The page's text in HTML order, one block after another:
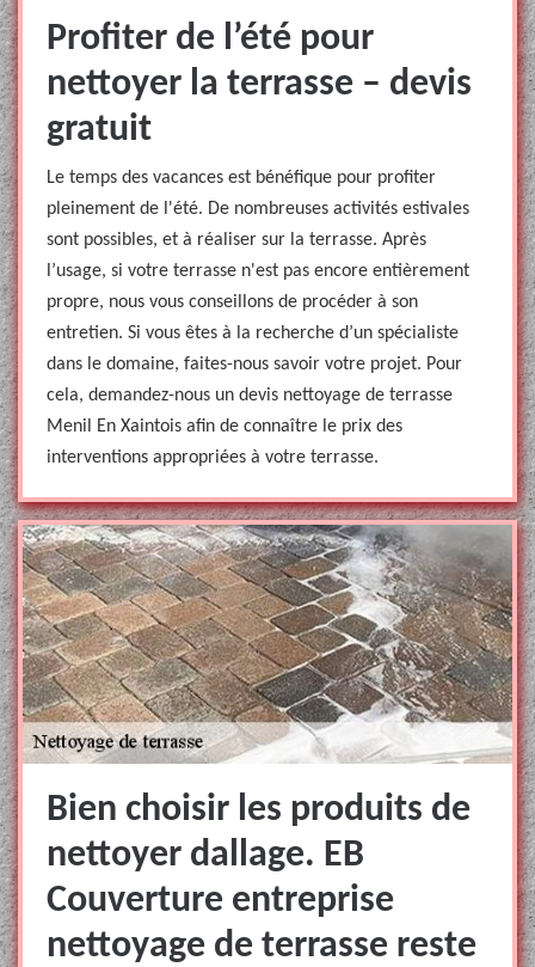
Profiter de l’été pour
nettoyer la terrasse – devis
gratuit
Le temps des vacances est bénéfique pour profiter
pleinement de l'été. De nombreuses activités estivales
sont possibles, et à réaliser sur la terrasse. Après
l’usage, si votre terrasse n'est pas encore entièrement
propre, nous vous conseillons de procéder à son
entretien. Si vous êtes à la recherche d’un spécialiste
dans le domaine, faites-nous savoir votre projet. Pour
cela, demandez-nous un devis nettoyage de terrasse
Menil En Xaintois afin de connaître le prix des
interventions appropriées à votre terrasse.
Bien choisir les produits de
nettoyer dallage. EB
Couverture entreprise
nettoyage de terrasse reste